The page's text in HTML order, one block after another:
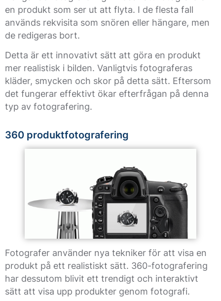
en produkt som ser ut att flyta. I de flesta fall
används rekvisita som snören eller hängare, men
de redigeras bort.
Detta är ett innovativt sätt att göra en produkt
mer realistisk i bilden. Vanligtvis fotograferas
kläder, smycken och skor på detta sätt. Eftersom
det fungerar effektivt ökar efterfrågan på denna
typ av fotografering.
360 produktfotografering
Fotografer använder nya tekniker för att visa en
produkt på ett realistiskt sätt. 360-fotografering
har dessutom blivit ett trendigt och interaktivt
sätt att visa upp produkter genom fotografi.